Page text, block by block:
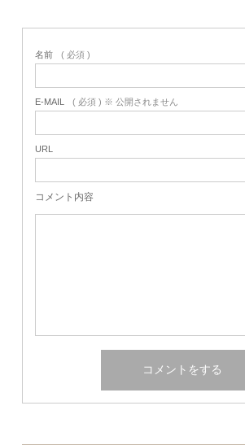
名前 ( 必須 )
E-MAIL ( 必須 ) ※ 公開されません
URL
コメント内容